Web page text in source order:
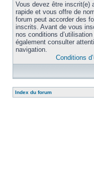
Vous devez être inscrit(e)
rapide et vous offre de
forum peut accorder des
inscrits. Avant de vous
nos conditions
également consulter
navigation.
Conditions
Index du forum